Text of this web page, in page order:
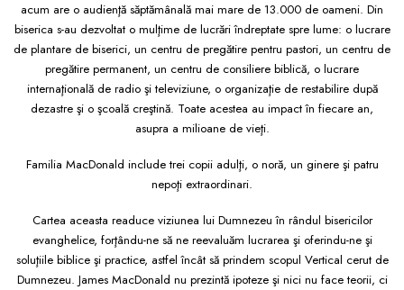
acum are o audienţă săptămânală mai mare de 13.000 de oameni. Din
biserica s-au dezvoltat o mulţime de lucrări îndreptate spre lume: o lucrare
de plantare de biserici, un centru de pregătire pentru pastori, un centru de
pregătire permanent, un centru de consiliere biblică, o lucrare
internaţională de radio şi televiziune, o organizaţie de restabilire după
dezastre şi o şcoală creştină. Toate acestea au impact în fiecare an,
asupra a milioane de vieţi.
Familia MacDonald include trei copii adulţi, o noră, un ginere şi patru
nepoţi extraordinari.
Cartea aceasta readuce viziunea lui Dumnezeu în rândul bisericilor
evanghelice, forţându-ne să ne reevaluăm lucrarea şi oferindu-ne şi
soluţiile biblice şi practice, astfel încât să prindem scopul Vertical cerut de
Dumnezeu. James MacDonald nu prezintă ipoteze şi nici nu face teorii, ci